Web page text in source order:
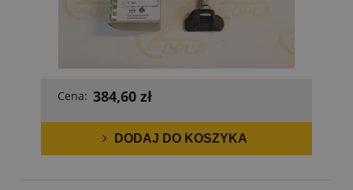
Cena: 384,60 zł
DODAJ DO KOSZYKA